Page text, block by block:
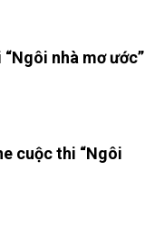
nhà mơ ước”
cuộc thi “Ngôi